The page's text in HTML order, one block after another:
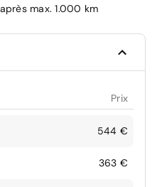
max. 1.000 km
Prix
544 €
363 €